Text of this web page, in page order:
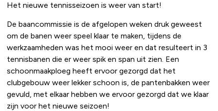
Het nieuwe tennisseizoen is weer van start!
De baancommissie is de afgelopen weken druk geweest
om de banen weer speel klaar te maken, tijdens de
werkzaamheden was het mooi weer en dat resulteert in 3
tennisbanen die er weer spik en span uit zien. Een
schoonmaakploeg heeft ervoor gezorgd dat het
clubgebouw weer lekker schoon is, de pantenbakken weer
gevuld, met elkaar hebben we ervoor gezorgd dat we klaar
zijn voor het nieuwe seizoen!